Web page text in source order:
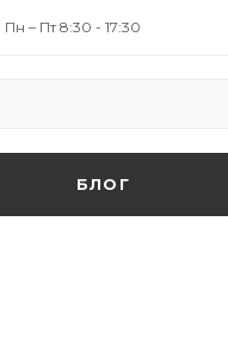
Пн – Пт 8:30 - 17:30
БЛОГ